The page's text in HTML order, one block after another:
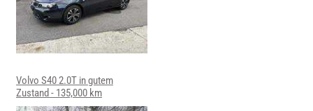
Volvo S40 2.0T in gutem
Zustand - 135,000 km